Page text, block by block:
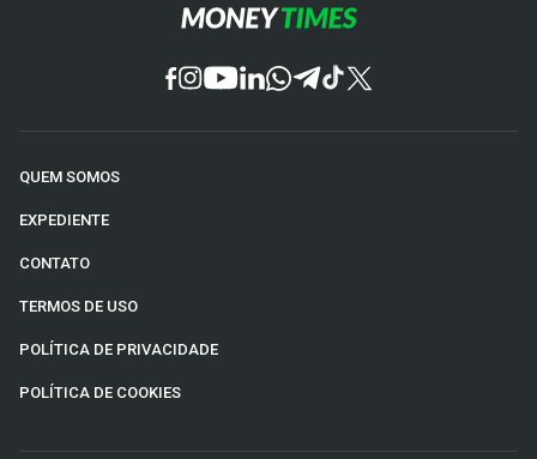
QUEM SOMOS
EXPEDIENTE
CONTATO
TERMOS DE USO
POLÍTICA DE PRIVACIDADE
POLÍTICA DE COOKIES